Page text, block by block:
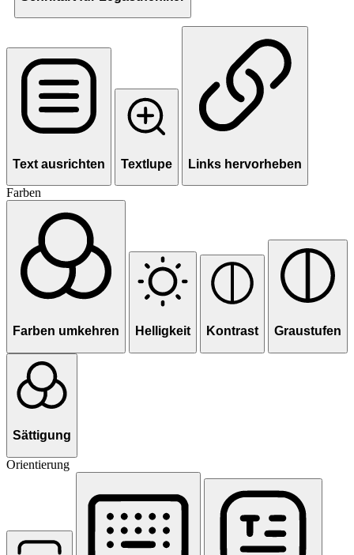
Text ausrichten Textlupe Links hervorheben
Farben
Farben umkehren Helligkeit Kontrast Graustufen
Sättigung
Orientierung